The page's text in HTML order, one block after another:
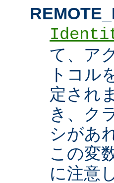
て、ア
トコル
定され
き、ク
シがあ
この変
に注意